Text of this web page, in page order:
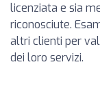
licenziata e sia
riconosciute.
altri clienti per
dei loro servizi.